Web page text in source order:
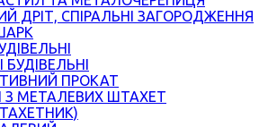
ДРІТ, СПІРАЛЬНІ ЗАГОРОДЖЕННЯ
БУДІВЕЛЬНІ
ПРОКАТ
З МЕТАЛЕВИХ ШТАХЕТ